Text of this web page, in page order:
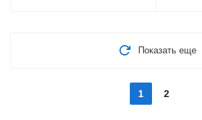
Показать еще
1 2